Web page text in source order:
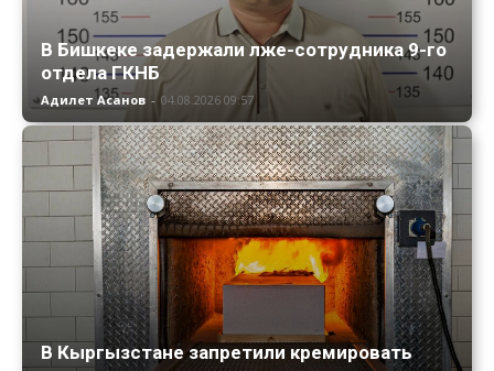
В Бишкеке задержали лже-сотрудника 9-го
отдела ГКНБ
Адилет Асанов - 04.08.2026 09:57
В Кыргызстане запретили кремировать